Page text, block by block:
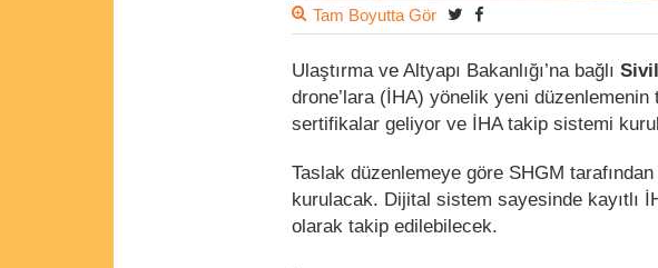
Tam Boyutta Gör
Ulaştırma ve Altyapı Bakanlığı’na bağlı
drone’lara (İHA) yönelik yeni düzenlemenin
sertifikalar geliyor ve İHA takip sistemi
Taslak düzenlemeye göre SHGM tarafından
kurulacak. Dijital sistem sayesinde kayıtlı
olarak takip edilebilecek.